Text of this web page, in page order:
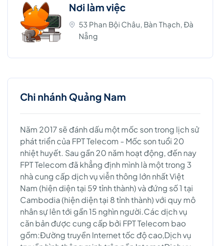
Nơi làm việc
53 Phan Bội Châu, Bàn Thạch, Đà
Nẵng
Chi nhánh Quảng Nam
Năm 2017 sẽ đánh dấu một mốc son trong lịch sử
phát triển của FPT Telecom - Mốc son tuổi 20
nhiệt huyết. Sau gần 20 năm hoạt động, đến nay
FPT Telecom đã khẳng định mình là một trong 3
nhà cung cấp dịch vụ viễn thông lớn nhất Việt
Nam (hiện diện tại 59 tỉnh thành) và đứng số 1 tại
Cambodia (hiện diện tại 8 tỉnh thành) với quy mô
nhân sự lên tới gần 15 nghìn người.Các dịch vụ
căn bản được cung cấp bởi FPT Telecom bao
gồm:Đường truyền Internet tốc độ cao,Dịch vụ